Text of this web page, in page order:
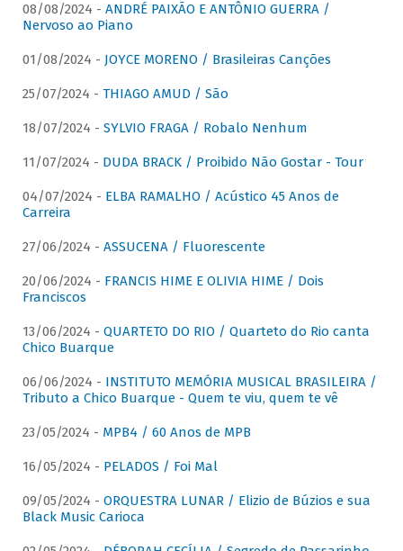
08/08/2024 - ANDRÉ PAIXÃO E ANTÔNIO GUERRA /
Nervoso ao Piano
01/08/2024 - JOYCE MORENO / Brasileiras Canções
25/07/2024 - THIAGO AMUD / São
18/07/2024 - SYLVIO FRAGA / Robalo Nenhum
11/07/2024 - DUDA BRACK / Proibido Não Gostar - Tour
04/07/2024 - ELBA RAMALHO / Acústico 45 Anos de
Carreira
27/06/2024 - ASSUCENA / Fluorescente
20/06/2024 - FRANCIS HIME E OLIVIA HIME / Dois
Franciscos
13/06/2024 - QUARTETO DO RIO / Quarteto do Rio canta
Chico Buarque
06/06/2024 - INSTITUTO MEMÓRIA MUSICAL BRASILEIRA /
Tributo a Chico Buarque - Quem te viu, quem te vê
23/05/2024 - MPB4 / 60 Anos de MPB
16/05/2024 - PELADOS / Foi Mal
09/05/2024 - ORQUESTRA LUNAR / Elizio de Búzios e sua
Black Music Carioca